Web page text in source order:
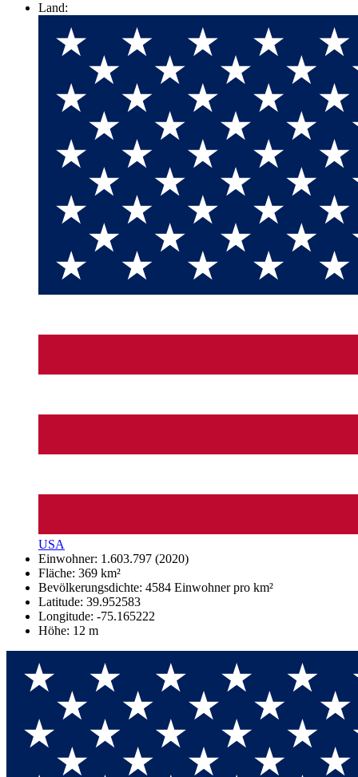
Land:
USA
Einwohner: 1.603.797 (2020)
Fläche: 369 km²
Bevölkerungsdichte: 4584 Einwohner pro km²
Latitude: 39.952583
Longitude: -75.165222
Höhe: 12 m